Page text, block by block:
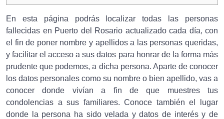
En esta página podrás localizar todas las personas
fallecidas en Puerto del Rosario actualizado cada día, con
el fin de poner nombre y apellidos a las personas queridas,
y facilitar el acceso a sus datos para honrar de la forma más
prudente que podemos, a dicha persona. Aparte de conocer
los datos personales como su nombre o bien apellido, vas a
conocer donde vivían a fin de que muestres tus
condolencias a sus familiares. Conoce también el lugar
donde la persona ha sido velada y datos de interés y de